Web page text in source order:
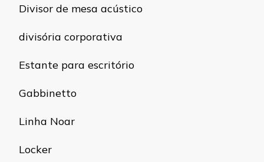
Divisor de mesa acústico
divisória corporativa
Estante para escritório
Gabbinetto
Linha Noar
Locker